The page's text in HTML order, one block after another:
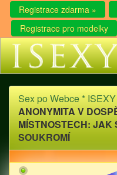
Registrace zdarma »
Registrace pro modelky
Sex po Webce * ISEXY
ANONYMITA V
MÍSTNOSTECH: JAK
SOUKROMÍ